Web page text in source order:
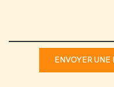
ENVOYER